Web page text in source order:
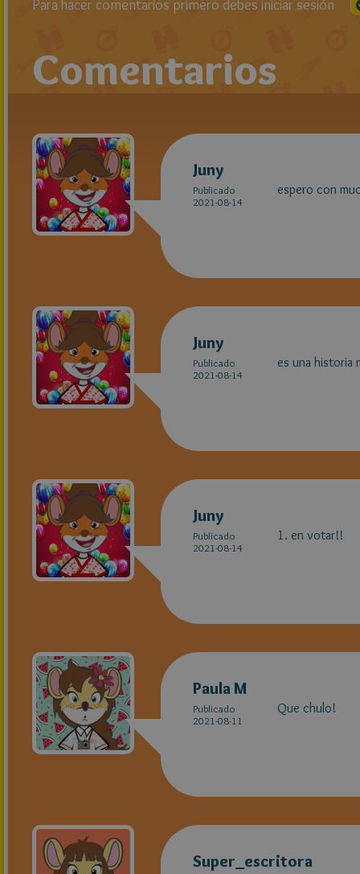
Para hacer comentarios primero debes iniciar sesión
Comentarios
Juny
Publicado
2021-08-14
espero con
Juny
Publicado
2021-08-14
es una historia
Juny
Publicado
2021-08-14
1. en votar!!
Paula M
Publicado
2021-08-11
Que chulo!
Super_escritora